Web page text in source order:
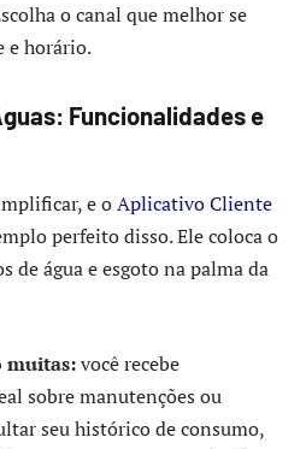
o canal que melhor se
e horário.
Funcionalidades e
e oAplicativo Cliente
perfeito disso. Ele coloca o
de água e esgoto na palma da
muitas:você recebe
sobre manutenções ou
seu histórico de consumo,